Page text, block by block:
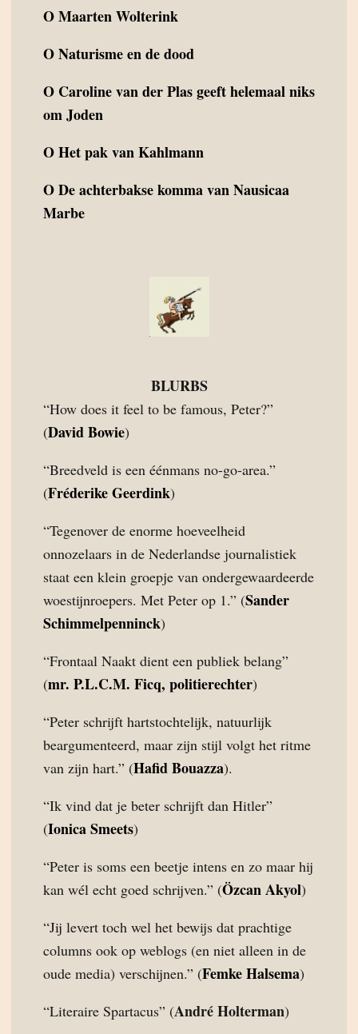
OMaarten Wolterink
ONaturisme en de dood
O Caroline van der Plas geeft helemaal niks
om Joden
OHet pak van Kahlmann
ODe achterbakse komma van Nausicaa
Marbe
BLURBS
“How does it feel to be famous, Peter?”
(David Bowie)
“Breedveld is een éénmans no-go-area.”
(Fréderike Geerdink)
“Tegenover de enorme hoeveelheid
onnozelaars in de Nederlandse journalistiek
staat een klein groepje van ondergewaardeerde
woestijnroepers. Met Peter op 1.” (Sander
Schimmelpenninck)
“Frontaal Naakt dient een publiek belang”
(mr. P.L.C.M. Ficq, politierechter)
“Peter schrijft hartstochtelijk, natuurlijk
beargumenteerd, maar zijn stijl volgt het ritme
van zijn hart.” (Hafid Bouazza).
“Ik vind dat je beter schrijft dan Hitler”
(Ionica Smeets)
“Peter is soms een beetje intens en zo maar hij
kan wél echt goed schrijven.” (Özcan Akyol)
“Jij levert toch wel het bewijs dat prachtige
columns ook op weblogs (en niet alleen in de
oude media) verschijnen.” (Femke Halsema)
“Literaire Spartacus” (André Holterman)